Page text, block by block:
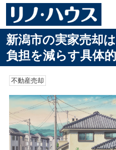
新潟市の実家売却
負担を減らす具体
不動産売却